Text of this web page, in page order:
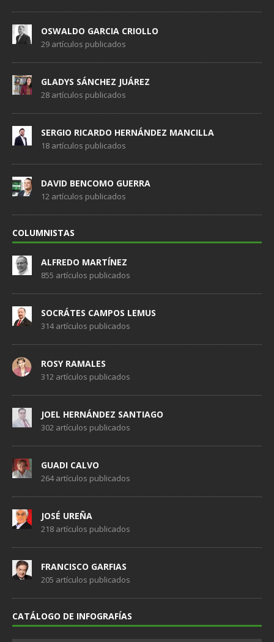
OSWALDO GARCIA CRIOLLO
29 artículos publicados
GLADYS SÁNCHEZ JUÁREZ
28 artículos publicados
SERGIO RICARDO HERNÁNDEZ MANCILLA
18 artículos publicados
DAVID BENCOMO GUERRA
12 artículos publicados
COLUMNISTAS
ALFREDO MARTÍNEZ
855 artículos publicados
SOCRÁTES CAMPOS LEMUS
314 artículos publicados
ROSY RAMALES
312 artículos publicados
JOEL HERNÁNDEZ SANTIAGO
302 artículos publicados
GUADI CALVO
264 artículos publicados
JOSÉ UREÑA
218 artículos publicados
FRANCISCO GARFIAS
205 artículos publicados
CATÁLOGO DE INFOGRAFÍAS